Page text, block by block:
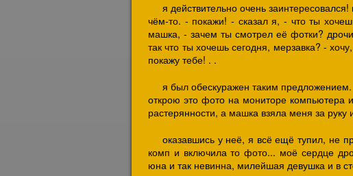
я действительно очень
чём-то. - покажи! - сказал я, - что ты
машка, - зачем ты смотрел её фотки?
так что ты хочешь сегодня, мерзавка? -
покажу тебе! . .
я был обескуражен таким
открою это фото на мониторе компьютера
растерянности, а машка взяла меня за руку
оказавшись у неё, я всё ещё тупил, не
комп и включила то фото... моё сердце
юна и так невинна, милейшая девушка и в